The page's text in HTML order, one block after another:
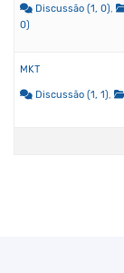
Discussão (1, 0)
0)
MKT
Discussão (1, 1)